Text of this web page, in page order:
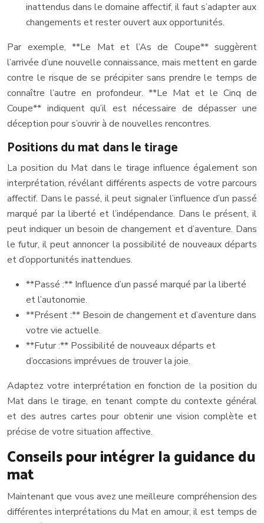
inattendus dans le domaine affectif, il faut s’adapter aux
changements et rester ouvert aux opportunités.
Par exemple, **Le Mat et l’As de Coupe** suggèrent
l’arrivée d’une nouvelle connaissance, mais mettent en garde
contre le risque de se précipiter sans prendre le temps de
connaître l’autre en profondeur. **Le Mat et le Cinq de
Coupe** indiquent qu’il est nécessaire de dépasser une
déception pour s’ouvrir à de nouvelles rencontres.
Positions du mat dans le tirage
La position du Mat dans le tirage influence également son
interprétation, révélant différents aspects de votre parcours
affectif. Dans le passé, il peut signaler l’influence d’un passé
marqué par la liberté et l’indépendance. Dans le présent, il
peut indiquer un besoin de changement et d’aventure. Dans
le futur, il peut annoncer la possibilité de nouveaux départs
et d’opportunités inattendues.
**Passé :** Influence d’un passé marqué par la liberté
et l’autonomie.
**Présent :** Besoin de changement et d’aventure dans
votre vie actuelle.
**Futur :** Possibilité de nouveaux départs et
d’occasions imprévues de trouver la joie.
Adaptez votre interprétation en fonction de la position du
Mat dans le tirage, en tenant compte du contexte général
et des autres cartes pour obtenir une vision complète et
précise de votre situation affective.
Conseils pour intégrer la guidance du
mat
Maintenant que vous avez une meilleure compréhension des
différentes interprétations du Mat en amour, il est temps de